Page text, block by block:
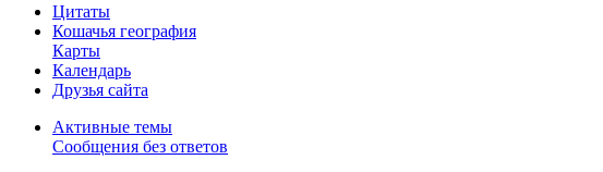
Цитаты
Кошачья география
Карты
Календарь
Друзья сайта
Активные темы
Сообщения без ответов